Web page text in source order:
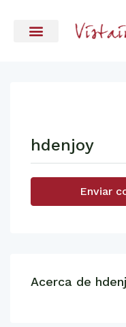
hdenjoy
Enviar
Acerca de